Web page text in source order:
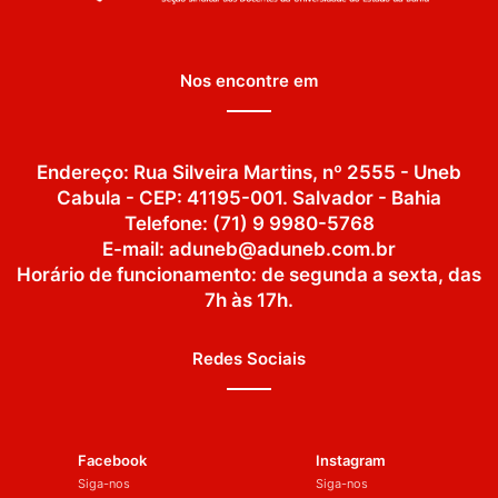
Nos encontre em
Endereço: Rua Silveira Martins, nº 2555 - Uneb
Cabula - CEP: 41195-001. Salvador - Bahia
Telefone: (71) 9 9980-5768
E-mail: aduneb@aduneb.com.br
Horário de funcionamento: de segunda a sexta, das
7h às 17h.
Redes Sociais
Facebook
Siga-nos
Instagram
Siga-nos